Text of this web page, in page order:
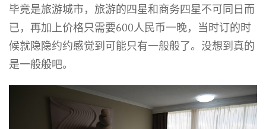
毕竟是旅游城市，旅游的四星和商务四星不可同日而
已，再加上价格只需要600人民币一晚，当时订的时
候就隐隐约约感觉到可能只有一般般了。没想到真的
是一般般吧。